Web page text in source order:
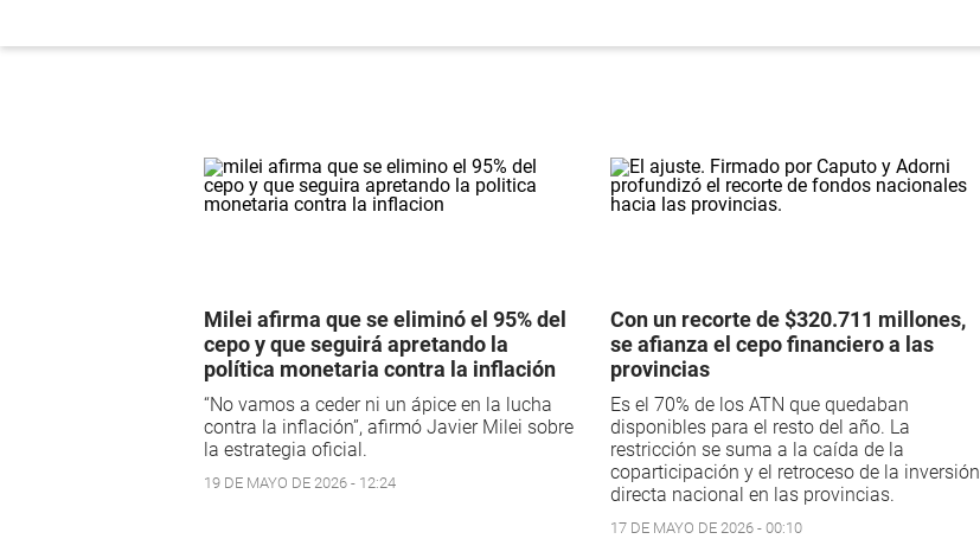
Milei afirma que se eliminó el 95% del
cepo y que seguirá apretando la
política monetaria contra la inflación
“No vamos a ceder ni un ápice en la lucha
contra la inflación”, afirmó Javier Milei sobre
la estrategia oficial.
19 DE MAYO DE 2026 - 12:24
Con un recorte de $320.711 millones,
se afianza el cepo financiero a las
provincias
Es el 70% de los ATN que quedaban
disponibles para el resto del año. La
restricción se suma a la caída de la
coparticipación y el retroceso de la inversión
directa nacional en las provincias.
17 DE MAYO DE 2026 - 00:10